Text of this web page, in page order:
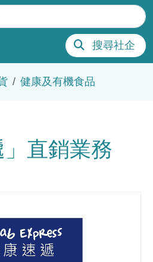
搜尋社企
健康及有機食品
」直銷業務